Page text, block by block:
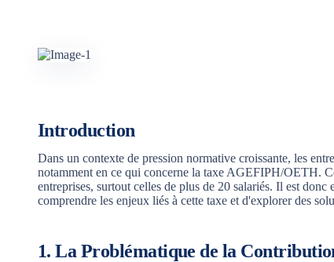
Introduction
Dans un contexte de pression normative croissante, les
notamment en ce qui concerne la taxe AGEFIPH/OETH.
entreprises, surtout celles de plus de 20 salariés. Il est
comprendre les enjeux liés à cette taxe et d'explorer des
1. La Problématique de la